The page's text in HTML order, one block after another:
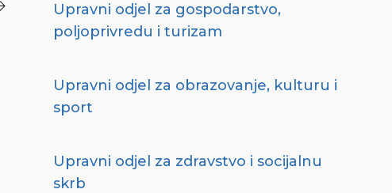
Upravni odjel za gospodarstvo,
poljoprivredu i turizam
Upravni odjel za obrazovanje, kulturu i
sport
Upravni odjel za zdravstvo i socijalnu
skrb